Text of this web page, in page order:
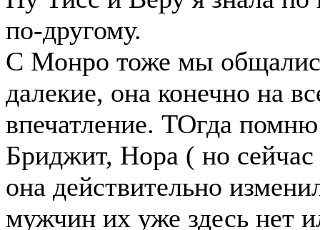
по-другому.
С Монро тоже мы
далекие, она конечно на
впечатление. ТОгда
Бриджит, Нора ( но
она действительно
мужчин их уже здесь нет